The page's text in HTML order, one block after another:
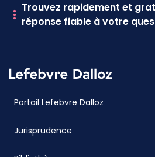
Trouvez rapidement et
réponse fiable à votre
Portail Lefebvre Dalloz
Jurisprudence